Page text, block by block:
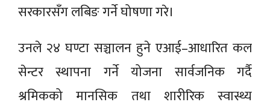
सरकारसँग लबिङ गर्ने घोषणा गरे।
उनले २४ घण्टा सञ्चालन हुने एआई–आधारित कल
सेन्टर स्थापना गर्ने योजना सार्वजनिक गर्दै
श्रमिकको मानसिक तथा शारीरिक स्वास्थ्य